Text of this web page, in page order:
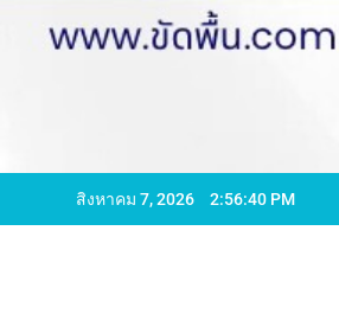
สิงหาคม 7, 2026 2:56:41 PM